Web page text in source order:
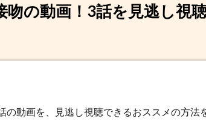
吻の動画！3話を見逃し視
の動画を、見逃し視聴できるおススメの方法